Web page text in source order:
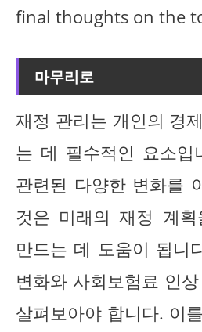
final thoughts on the
마무리로
재정 관리는 개인의 경
는 데 필수적인 요소입
관련된 다양한 변화를
것은 미래의 재정 계
만드는 데 도움이 됩니
변화와 사회보험료 인
살펴보아야 합니다. 이